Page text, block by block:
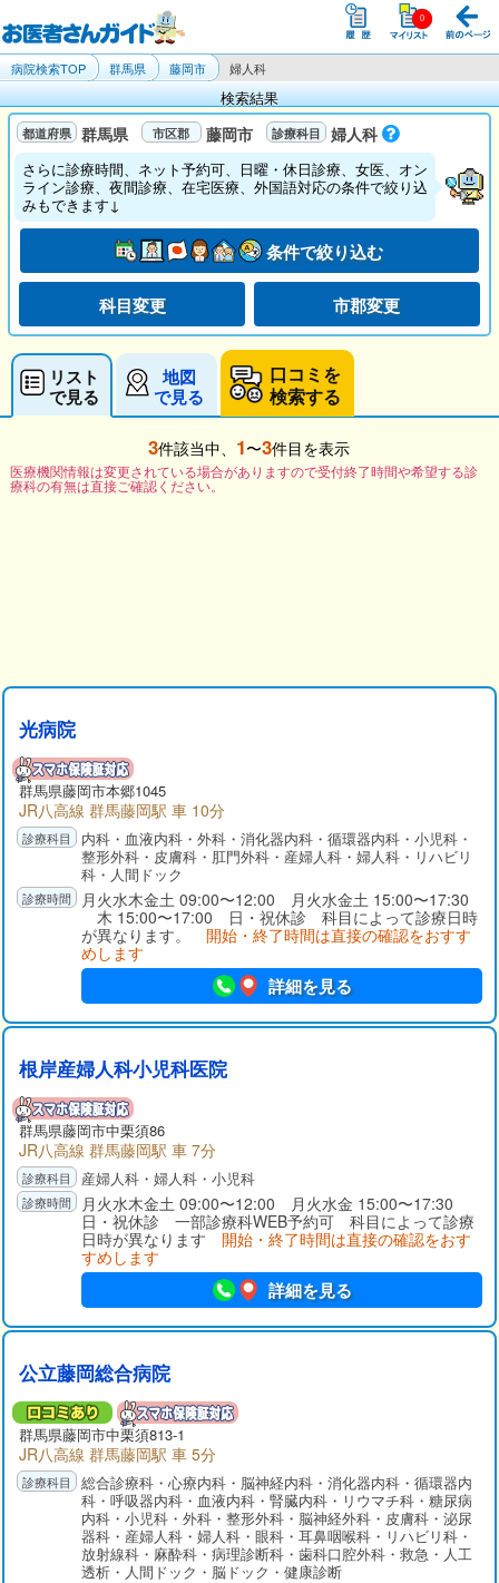
病院検索TOP 群馬県 藤岡市 婦人科
検索結果
群馬県 藤岡市 婦人科
さらに診療時間、ネット予約可、日曜・休日診療、女医、オン
ライン診療、夜間診療、在宅医療、外国語対応の条件で絞り込
みもできます↓
条件で絞り込む
科目変更 市郡変更
リスト
で見る
地図
で見る
口コミを
検索する
3件該当中、 1〜3件目を表示
医療機関情報は変更されている場合がありますので受付終了時間や希望する診
療科の有無は直接ご確認ください。
光病院
群馬県藤岡市本郷1045
JR八高線 群馬藤岡駅 車 10分
内科・血液内科・外科・消化器内科・循環器内科・小児科・
整形外科・皮膚科・肛門外科・産婦人科・婦人科・リハビリ
科・人間ドック
月火水木金土 09:00〜12:00 月火水金土 15:00〜17:30
木 15:00〜17:00 日・祝休診 科目によって診療日時
が異なります。 開始・終了時間は直接の確認をおすす
めします
詳細を見る
根岸産婦人科小児科医院
群馬県藤岡市中栗須86
JR八高線 群馬藤岡駅 車 7分
産婦人科・婦人科・小児科
月火水木金土 09:00〜12:00 月火水金 15:00〜17:30
日・祝休診 一部診療科WEB予約可 科目によって診療
日時が異なります 開始・終了時間は直接の確認をおす
すめします
詳細を見る
公立藤岡総合病院
群馬県藤岡市中栗須813-1
JR八高線 群馬藤岡駅 車 5分
総合診療科・心療内科・脳神経内科・消化器内科・循環器内
科・呼吸器内科・血液内科・腎臓内科・リウマチ科・糖尿病
内科・小児科・外科・整形外科・脳神経外科・皮膚科・泌尿
器科・産婦人科・婦人科・眼科・耳鼻咽喉科・リハビリ科・
放射線科・麻酔科・病理診断科・歯科口腔外科・救急・人工
透析・人間ドック・脳ドック・健康診断